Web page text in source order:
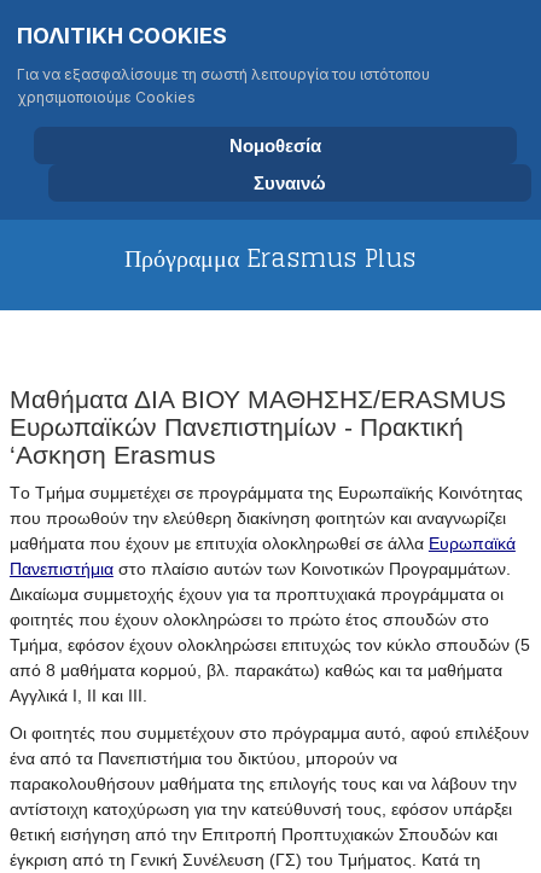
Αυτός
ιστότοπος
σύστημα
προσβασιμότητας.
ΤΜΗΜΑ ΒΙΟΛΟΓΙΑΣ
ΠΑΝΕΠΙΣΤΗΜΙΟ ΚΡΗΤΗΣ
Πρόγραμμα Erasmus Plus
Mαθήματα ΔΙΑ ΒΙΟΥ ΜΑΘΗΣΗΣ/ERASMUS
Eυρωπαϊκών Πανεπιστημίων - Πρακτική
‘Ασκηση Erasmus
Tο Tμήμα συμμετέχει σε προγράμματα της Eυρωπαϊκής Kοινότητας
που προωθούν την ελεύθερη διακίνηση φοιτητών και αναγνωρίζει
μαθήματα που έχουν με επιτυχία ολοκληρωθεί σε άλλα Ευρωπαϊκά
Πανεπιστήμιαστo πλαίσιo αυτών των Κοινοτικών Προγραμμάτων.
Δικαίωμα συμμετοχής έχουν για τα προπτυχιακά προγράμματα οι
φοιτητές που έχουν ολοκληρώσει το πρώτο έτος σπουδών στο
Τμήμα, εφόσον έχουν ολοκληρώσει επιτυχώς τον κύκλο σπουδών (5
από 8 μαθήματα κορμού, βλ. παρακάτω) καθώς και τα μαθήματα
Αγγλικά Ι, II και ΙΙΙ.
Οι φοιτητές που συμμετέχουν στο πρόγραμμα αυτό, αφού επιλέξουν
ένα από τα Πανεπιστήμια του δικτύου, μπορούν να
παρακολουθήσουν μαθήματα της επιλογής τους και να λάβουν την
αντίστοιχη κατοχύρωση για την κατεύθυνσή τους, εφόσον υπάρξει
θετική εισήγηση από την Επιτροπή Προπτυχιακών Σπουδών και
έγκριση από τη Γενική Συνέλευση (ΓΣ) του Τμήματος. Κατά τη
ΠΟΛΙΤΙΚΗ COOKIES
Για να εξασφαλίσουμε τη σωστή λειτουργία του ιστότοπου
χρησιμοποιούμε Cookies
Νομοθεσία
Συναινώ